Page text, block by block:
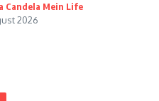
Candela Mein Life
2026